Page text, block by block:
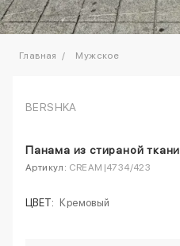
Главная Мужское
BERSHKA
Панама из стираной ткани
Артикул: CREAM|4734/423
ЦВЕТ: Кремовый